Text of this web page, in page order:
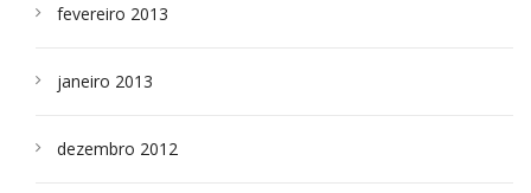
fevereiro 2013
janeiro 2013
dezembro 2012